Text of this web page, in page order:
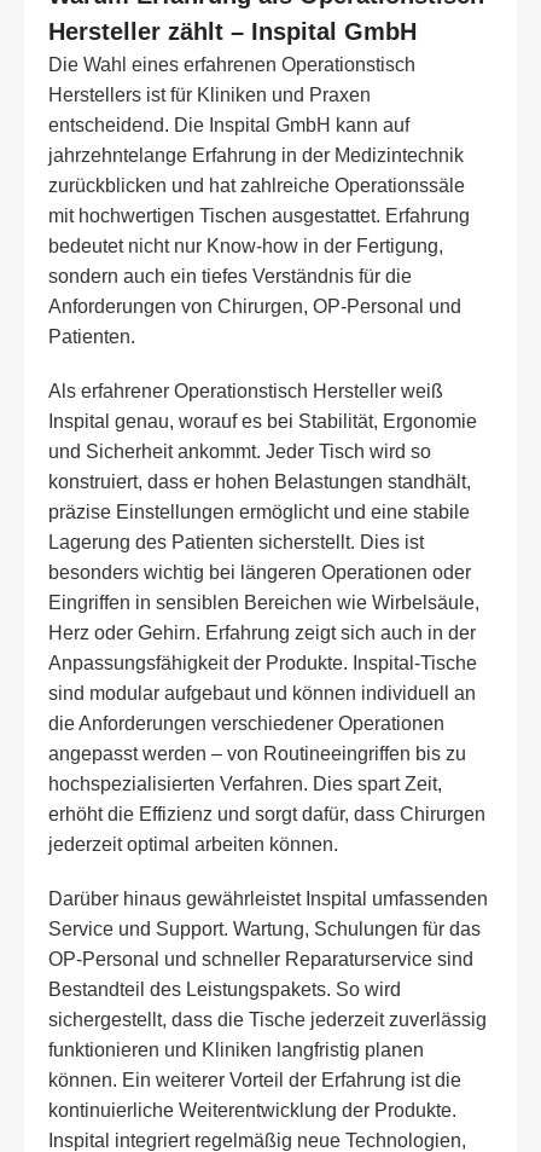
Hersteller zählt – Inspital GmbH
Die Wahl eines erfahrenen Operationstisch
Herstellers ist für Kliniken und Praxen
entscheidend. Die Inspital GmbH kann auf
jahrzehntelange Erfahrung in der Medizintechnik
zurückblicken und hat zahlreiche Operationssäle
mit hochwertigen Tischen ausgestattet. Erfahrung
bedeutet nicht nur Know-how in der Fertigung,
sondern auch ein tiefes Verständnis für die
Anforderungen von Chirurgen, OP-Personal und
Patienten.
Als erfahrener Operationstisch Hersteller weiß
Inspital genau, worauf es bei Stabilität, Ergonomie
und Sicherheit ankommt. Jeder Tisch wird so
konstruiert, dass er hohen Belastungen standhält,
präzise Einstellungen ermöglicht und eine stabile
Lagerung des Patienten sicherstellt. Dies ist
besonders wichtig bei längeren Operationen oder
Eingriffen in sensiblen Bereichen wie Wirbelsäule,
Herz oder Gehirn. Erfahrung zeigt sich auch in der
Anpassungsfähigkeit der Produkte. Inspital-Tische
sind modular aufgebaut und können individuell an
die Anforderungen verschiedener Operationen
angepasst werden – von Routineeingriffen bis zu
hochspezialisierten Verfahren. Dies spart Zeit,
erhöht die Effizienz und sorgt dafür, dass Chirurgen
jederzeit optimal arbeiten können.
Darüber hinaus gewährleistet Inspital umfassenden
Service und Support. Wartung, Schulungen für das
OP-Personal und schneller Reparaturservice sind
Bestandteil des Leistungspakets. So wird
sichergestellt, dass die Tische jederzeit zuverlässig
funktionieren und Kliniken langfristig planen
können. Ein weiterer Vorteil der Erfahrung ist die
kontinuierliche Weiterentwicklung der Produkte.
Inspital integriert regelmäßig neue Technologien,